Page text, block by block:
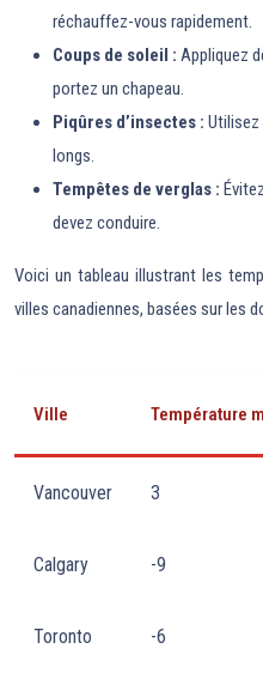
réchauffez-vous rapidement.
Coups de soleil : Appliquez
portez un chapeau.
Piqûres d’insectes : Utilisez
longs.
Tempêtes de verglas :
devez conduire.
Voici un tableau illustrant les
villes canadiennes, basées sur les
Ville Température
Vancouver 3
Calgary -9
Toronto -6